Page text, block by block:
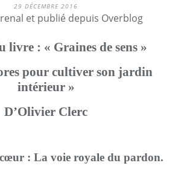
29 DÉCEMBRE 2016
et publié depuis Overblog
livre : « Graines de sens »
pour cultiver son jardin
intérieur »
D’Olivier Clerc
: La voie royale du pardon.